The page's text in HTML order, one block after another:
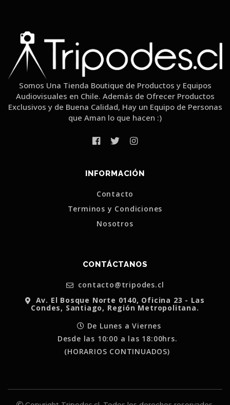
Somos Una Tienda Boutique de Productos y Equipos
Audiovisuales en Chile. Además de Ofrecer Productos
Exclusivos y de Buena Calidad, Hay un Equipo de Personas
que Aman lo que hacen :)
INFORMACIÓN
Contacto
Terminos y Condiciones
Nosotros
CONTÁCTANOS
contacto@tripodes.cl
Av. El Bosque Norte 0140, Oficina 23 - Las
Condes, Santiago, Región Metropolitana.
De Lunes a Viernes
Desde las 10:00 a las 18:00hrs.
(HORARIOS CONTINUADOS)